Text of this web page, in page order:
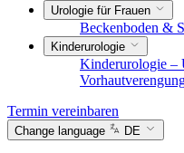
Urologie für Frauen
Beckenboden &
Kinderurologie
Kinderurologie –
Termin vereinbaren
Change language DE